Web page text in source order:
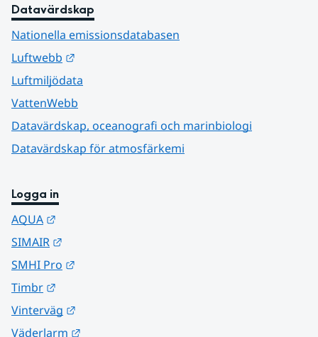
Datavärdskap
Nationella emissionsdatabasen
Luftwebb
Luftmiljödata
VattenWebb
Datavärdskap, oceanografi och marinbiologi
Datavärdskap för atmosfärkemi
Logga in
AQUA
SIMAIR
SMHI Pro
Timbr
Vinterväg
Väderlarm